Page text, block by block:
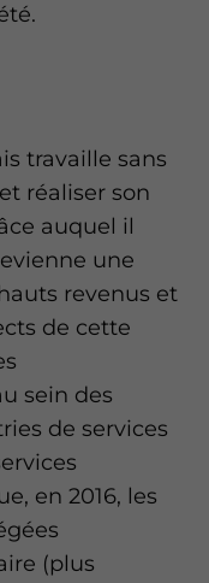
travaille sans
réaliser son
auquel il
une
revenus et
de cette
sein des
de services
en 2016, les
(plus